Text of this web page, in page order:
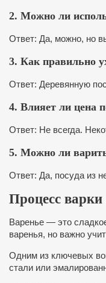
2. Можно ли
Ответ: Да, можно, но
3. Как правильно
Ответ: Деревянную
4. Влияет ли цена
Ответ: Не всегда.
5. Можно ли
Ответ: Да, посуда из
Процесс варки
Варенье — это
варенья, но важно
Одним из ключевых
стали или